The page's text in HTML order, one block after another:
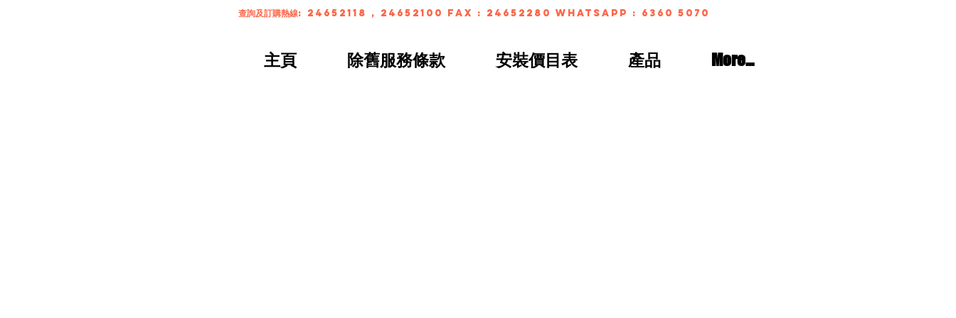
主頁 除舊服務條款 安裝價目表 產品 More...
查詢及訂購熱線: 24652118 , 24652100 FAX : 24652280 whatsapp : 6360 5070